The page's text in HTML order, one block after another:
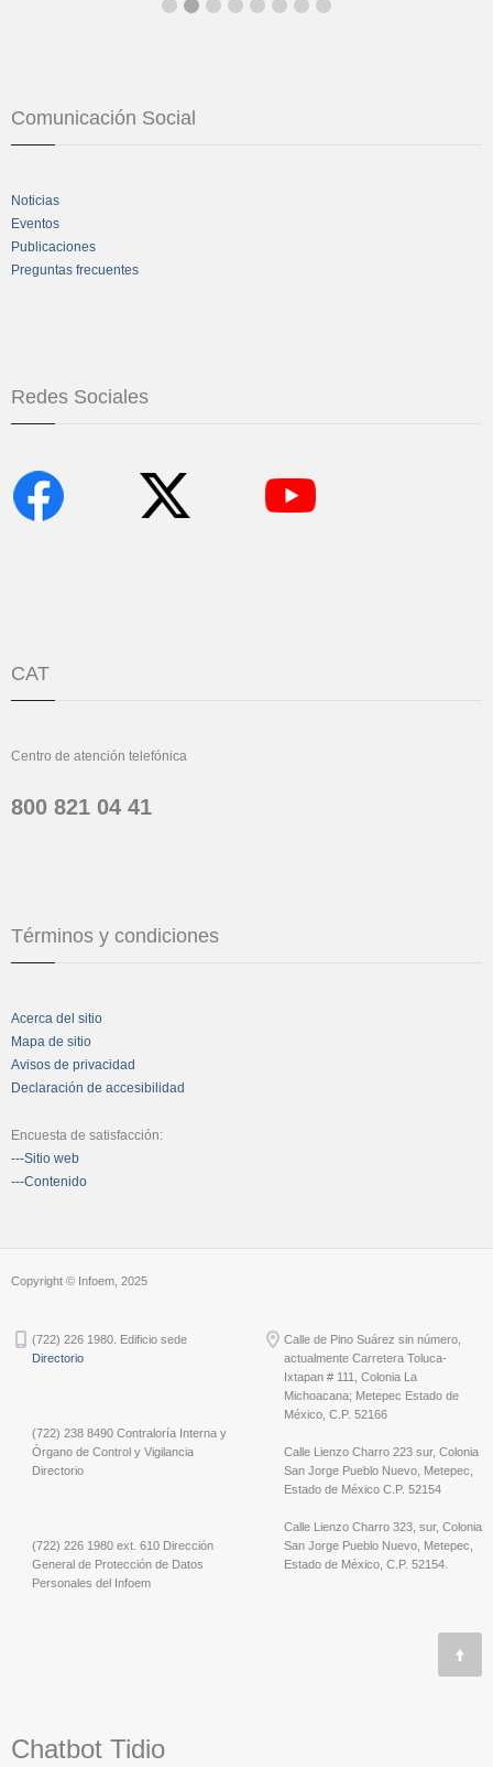
Comunicación Social
Noticias
Eventos
Publicaciones
Preguntas frecuentes
Redes Sociales
CAT
Centro de atención telefónica
800 821 04 41
Términos y condiciones
Acerca del sitio
Mapa de sitio
Avisos de privacidad
Declaración de accesibilidad
Encuesta de satisfacción:
---Sitio web
---Contenido
Copyright © Infoem, 2025
(722) 226 1980. Edificio sede
Directorio
(722) 238 8490 Contraloría Interna y
Órgano de Control y Vigilancia
Directorio
(722) 226 1980 ext. 610 Dirección
General de Protección de Datos
Personales del Infoem
Calle de Pino Suárez sin número,
actualmente Carretera Toluca-
Ixtapan # 111, Colonia La
Michoacana; Metepec Estado de
México, C.P. 52166
Calle Lienzo Charro 223 sur, Colonia
San Jorge Pueblo Nuevo, Metepec,
Estado de México C.P. 52154
Calle Lienzo Charro 323, sur, Colonia
San Jorge Pueblo Nuevo, Metepec,
Estado de México, C.P. 52154.
Chatbot Tidio